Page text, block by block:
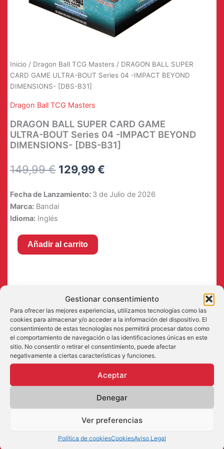
Gestionar consentimiento
Para ofrecer las mejores experiencias, utilizamos tecnologías como las
cookies para almacenar y/o acceder a la información del dispositivo. El
consentimiento de estas tecnologías nos permitirá procesar datos como
el comportamiento de navegación o las identificaciones únicas en este
sitio. No consentir o retirar el consentimiento, puede afectar
negativamente a ciertas características y funciones.
Aceptar
Denegar
Ver preferencias
Política de cookiesCookiesAviso Legal
Inicio / Dragon Ball TCG Masters / DRAGON BALL SUPER
CARD GAME ULTRA-BOUT Series 04 -IMPACT BEYOND
DIMENSIONS- [DBS-B31]
Dragon Ball TCG Masters
DRAGON BALL SUPER CARD GAME
ULTRA-BOUT Series 04 -IMPACT BEYOND
DIMENSIONS- [DBS-B31]
149,99€ El
original
149,99 €.
129,99€
Fecha de Lanzamiento: 3 de Julio de 2026
Marca: Bandai
Idioma: Inglés
DRAGON
BALL
Series
04
-
IMPACT
BEYOND
DIMENSIONS-
[DBS-
cantidad
Añadir al carrito
Valoraciones (0)
No hay valoraciones aún.
Solo los usuarios registrados que hayan comprado este
producto pueden hacer una valoración.
¡OFERTA!
¡OFERTA!